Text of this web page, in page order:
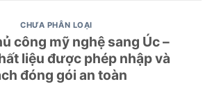
CHƯA PHÂN LOẠI
công mỹ nghệ sang Úc –
liệu được phép nhập và
đóng gói an toàn